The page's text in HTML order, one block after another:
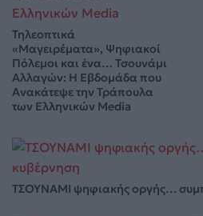
Τηλεοπτικά
«Μαγειρέματα», Ψηφιακοί
Πόλεμοι και ένα… Τσουνάμι
Αλλαγών: Η Εβδομάδα που
Ανακάτεψε την Τράπουλα
των Ελληνικών Media
ΤΣΟΥΝΑΜΙ ψηφιακής οργής…